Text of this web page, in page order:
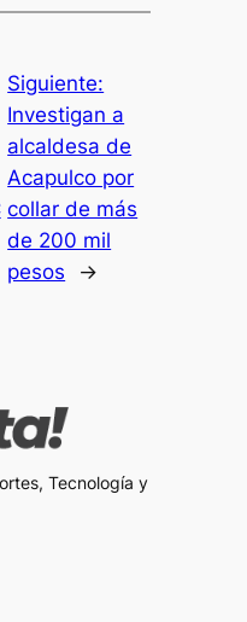
Siguiente:
Investigan a
alcaldesa de
Acapulco por
collar de más
de 200 mil
pesos
→
Tecnología y